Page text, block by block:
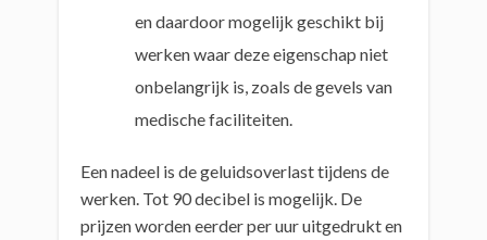
en daardoor mogelijk geschikt bij
werken waar deze eigenschap niet
onbelangrijk is, zoals de gevels van
medische faciliteiten.
Een nadeel is de geluidsoverlast tijdens de
werken. Tot 90 decibel is mogelijk. De
prijzen worden eerder per uur uitgedrukt en